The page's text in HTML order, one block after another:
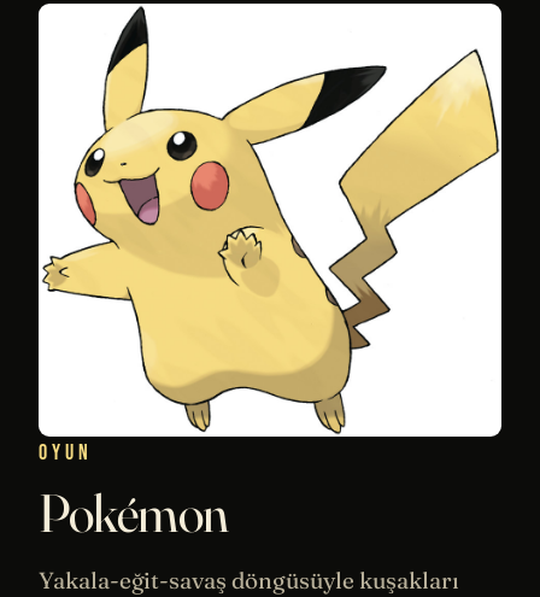
OYUN
Pokémon
Yakala-eğit-savaş döngüsüyle kuşakları